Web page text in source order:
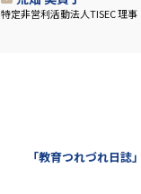
特定非営利活動法人TISEC 理事
「教育つれづれ日誌